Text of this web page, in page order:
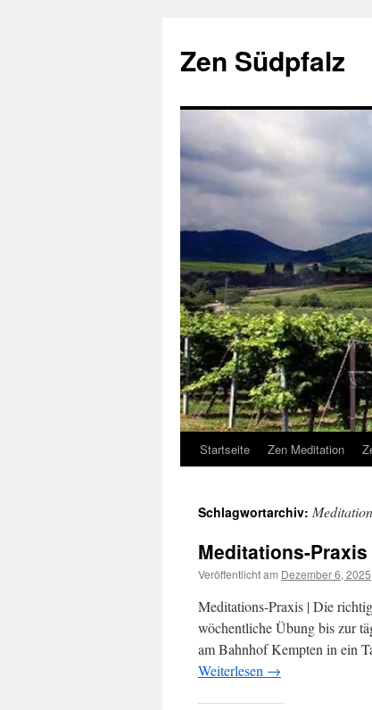
springen
Zen Südpfalz
Startseite Zen Meditation
Schlagwortarchiv:
Meditations-
Veröffentlicht am Dezember 6, 2025
Meditations-Praxis | Die
wöchentliche Übung bis zur
am Bahnhof Kempten in ein
Weiterlesen →